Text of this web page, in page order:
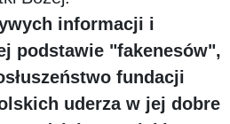
informacji i
podstawie "fakenesów",
fundacji
uderza w jej dobre